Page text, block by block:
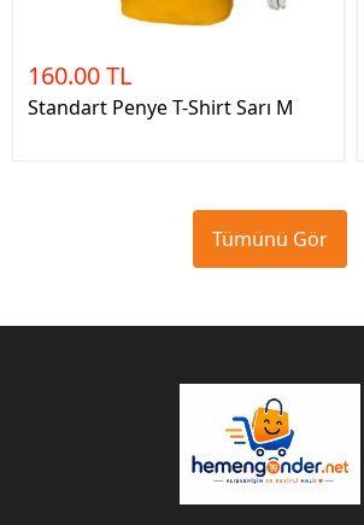
160.00 TL
Standart Penye T-Shirt Sarı M
Tümünü Gör